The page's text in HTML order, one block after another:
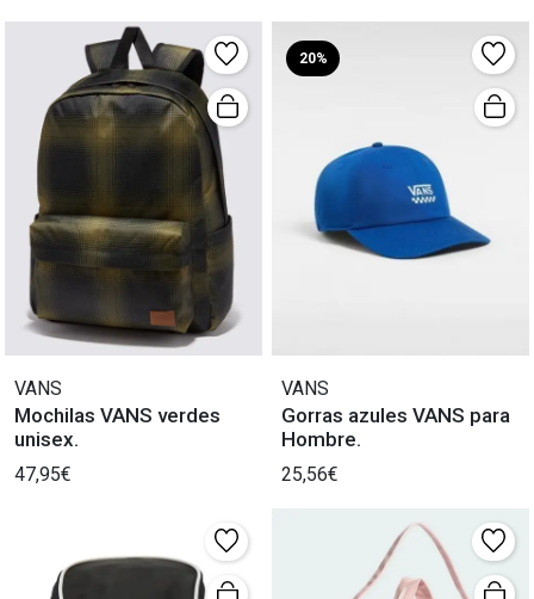
VANS
Mochilas VANS verdes
unisex.
47,95€
20%
VANS
Gorras azules VANS para
Hombre.
25,56€